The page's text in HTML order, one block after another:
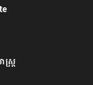
ស្ត្រ